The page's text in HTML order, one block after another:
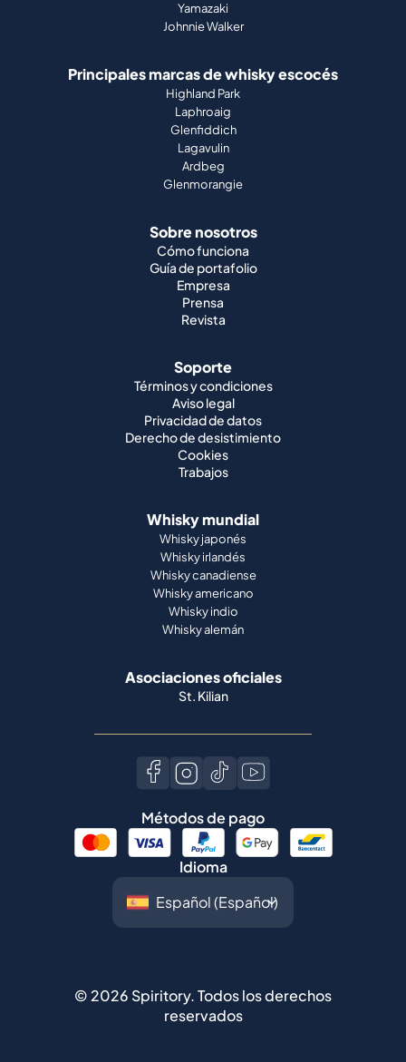
Yamazaki
Johnnie Walker
Principales marcas de whisky escocés
Highland Park
Laphroaig
Glenfiddich
Lagavulin
Ardbeg
Glenmorangie
Sobre nosotros
Cómo funciona
Guía de portafolio
Empresa
Prensa
Revista
Soporte
Términos y condiciones
Aviso legal
Privacidad de datos
Derecho de desistimiento
Cookies
Trabajos
Whisky mundial
Whisky japonés
Whisky irlandés
Whisky canadiense
Whisky americano
Whisky indio
Whisky alemán
Asociaciones oficiales
St. Kilian
Métodos de pago
Idioma
© 2026 Spiritory.Todos los derechos
reservados